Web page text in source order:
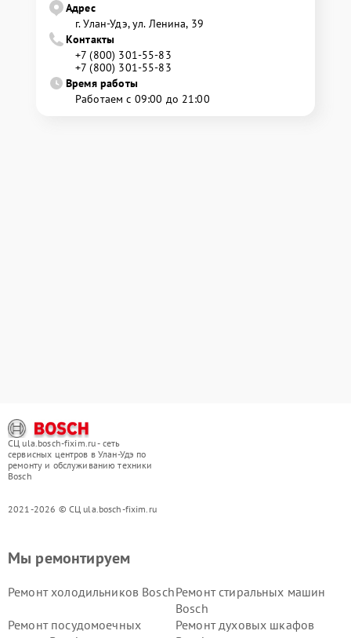
Адрес
г. Улан-Удэ, ул. Ленина, 39
Контакты
+7 (800) 301-55-83
+7 (800) 301-55-83
Время работы
Работаем с 09:00 до 21:00
СЦ ula.bosch-fixim.ru - сеть
сервисных центров в Улан-Удэ по
ремонту и обслуживанию техники
Bosch
2021-2026 © СЦ ula.bosch-fixim.ru
Мы ремонтируем
Ремонт холодильников BoschРемонт стиральных машин
Bosch
Ремонт посудомоечных
Ремонт духовых шкафов